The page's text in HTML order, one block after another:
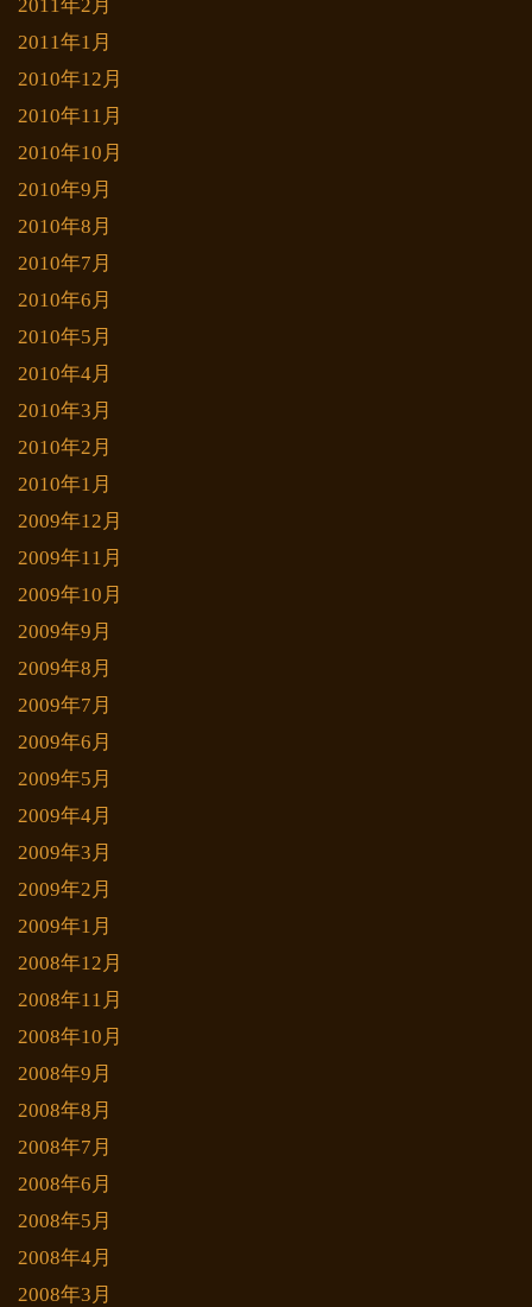
2011年2月
2011年1月
2010年12月
2010年11月
2010年10月
2010年9月
2010年8月
2010年7月
2010年6月
2010年5月
2010年4月
2010年3月
2010年2月
2010年1月
2009年12月
2009年11月
2009年10月
2009年9月
2009年8月
2009年7月
2009年6月
2009年5月
2009年4月
2009年3月
2009年2月
2009年1月
2008年12月
2008年11月
2008年10月
2008年9月
2008年8月
2008年7月
2008年6月
2008年5月
2008年4月
2008年3月